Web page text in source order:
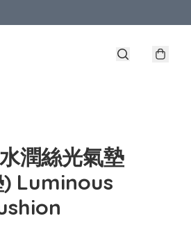
潤絲光氣墊
) Luminous